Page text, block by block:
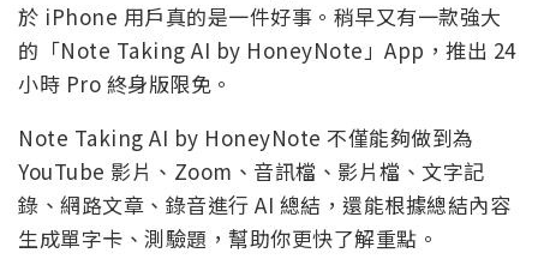
於 iPhone 用戶真的是一件好事。稍早又有一款強大
的「Note Taking AI by HoneyNote」App，推出 24
小時 Pro 終身版限免。
Note Taking AI by HoneyNote 不僅能夠做到為
YouTube 影片、Zoom、音訊檔、影片檔、文字記
錄、網路文章、錄音進行 AI 總結，還能根據總結內容
生成單字卡、測驗題，幫助你更快了解重點。